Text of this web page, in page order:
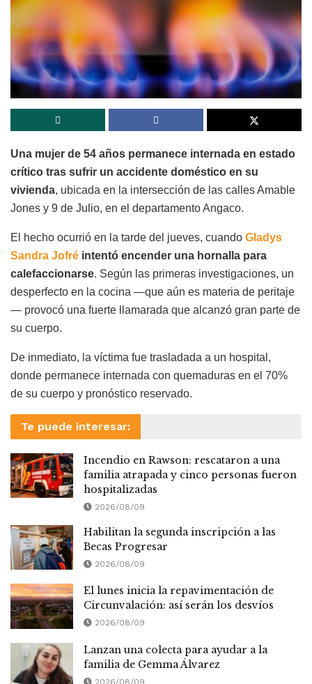
Una mujer de 54 años permanece internada en estado
crítico tras sufrir un accidente doméstico en su
vivienda, ubicada en la intersección de las calles Amable
Jones y 9 de Julio, en el departamento Angaco.
El hecho ocurrió en la tarde del jueves, cuando Gladys
Sandra Jofré intentó encender una hornalla para
calefaccionarse. Según las primeras investigaciones, un
desperfecto en la cocina —que aún es materia de peritaje
— provocó una fuerte llamarada que alcanzó gran parte de
su cuerpo.
De inmediato, la víctima fue trasladada a un hospital,
donde permanece internada con quemaduras en el 70%
de su cuerpo y pronóstico reservado.
Te puede interesar:
Incendio en Rawson: rescataron a una
familia atrapada y cinco personas fueron
hospitalizadas
2026/08/09
Habilitan la segunda inscripción a las
Becas Progresar
2026/08/09
El lunes inicia la repavimentación de
Circunvalación: así serán los desvíos
2026/08/09
Lanzan una colecta para ayudar a la
familia de Gemma Álvarez
2026/08/09